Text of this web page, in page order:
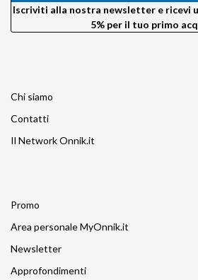
Iscriviti alla nostra newsletter e ricevi
5% per il tuo primo
Chi siamo
Contatti
Il Network Onnik.it
Promo
Area personale MyOnnik.it
Newsletter
Approfondimenti